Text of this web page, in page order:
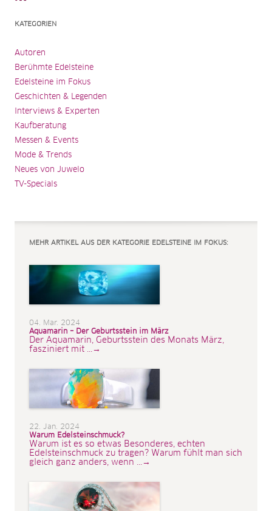
KATEGORIEN
Autoren
Berühmte Edelsteine
Edelsteine im Fokus
Geschichten & Legenden
Interviews & Experten
Kaufberatung
Messen & Events
Mode & Trends
Neues von Juwelo
TV-Specials
MEHR ARTIKEL AUS DER KATEGORIE EDELSTEINE IM FOKUS:
04. Mar. 2024
Aquamarin – Der Geburtsstein im März
Der Aquamarin, Geburtsstein des Monats März,
fasziniert mit ...→
22. Jan. 2024
Warum Edelsteinschmuck?
Warum ist es so etwas Besonderes, echten
Edelsteinschmuck zu tragen? Warum fühlt man sich
gleich ganz anders, wenn ...→